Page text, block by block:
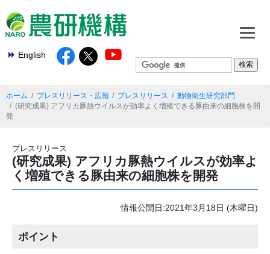
English
ホーム プレスリリース・広報 プレスリリース
動物衛生研究部門
(研究成果) アフリカ豚熱ウイルスが効率よく増殖できる豚由来の細胞株を開
発
プレスリリース
(研究成果) アフリカ豚熱ウイルスが効率よ
く増殖できる豚由来の細胞株を開発
情報公開日:2021年3月18日 (木曜日)
ポイント